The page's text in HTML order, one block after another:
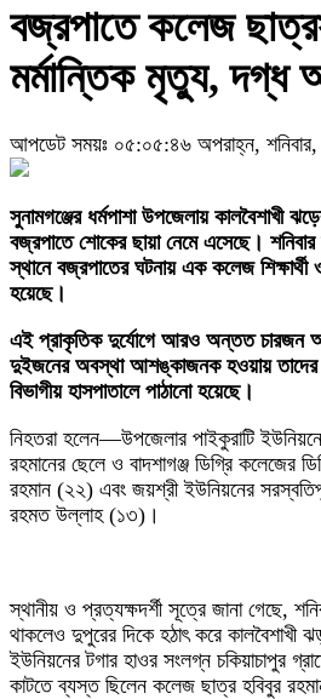
বজ্রপাতে কলেজ
মর্মান্তিক মৃত্যু,
আপডেট সময়ঃ ০৫:০৫:৪৬ অপরাহ্ন,
সুনামগঞ্জের ধর্মপাশা উপজেলায় কালবৈশাখী
বজ্রপাতে শোকের ছায়া নেমে এসেছে।
স্থানে বজ্রপাতের ঘটনায় এক কলেজ
হয়েছে।
এই প্রাকৃতিক দুর্যোগে আরও অন্তত চারজন
দুইজনের অবস্থা আশঙ্কাজনক হওয়ায়
বিভাগীয় হাসপাতালে পাঠানো হয়েছে।
নিহতরা হলেন—উপজেলার পাইকুরাটি
রহমানের ছেলে ও বাদশাগঞ্জ ডিগ্রি কলেজের
রহমান (২২) এবং জয়শ্রী ইউনিয়নের
রহমত উল্লাহ (১৩)।
‎স্থানীয় ও প্রত্যক্ষদর্শী সূত্রে জানা গেছে,
থাকলেও দুপুরের দিকে হঠাৎ করে
ইউনিয়নের টগার হাওর সংলগ্ন চকিয়াচাপুর
কাটতে ব্যস্ত ছিলেন কলেজ ছাত্র হবিবুর